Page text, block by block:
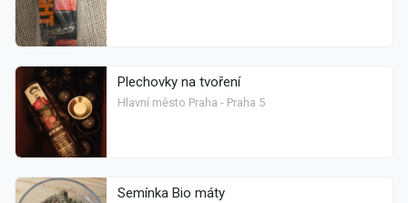
Plechovky na tvoření
Hlavní město Praha - Praha 5
Semínka Bio máty